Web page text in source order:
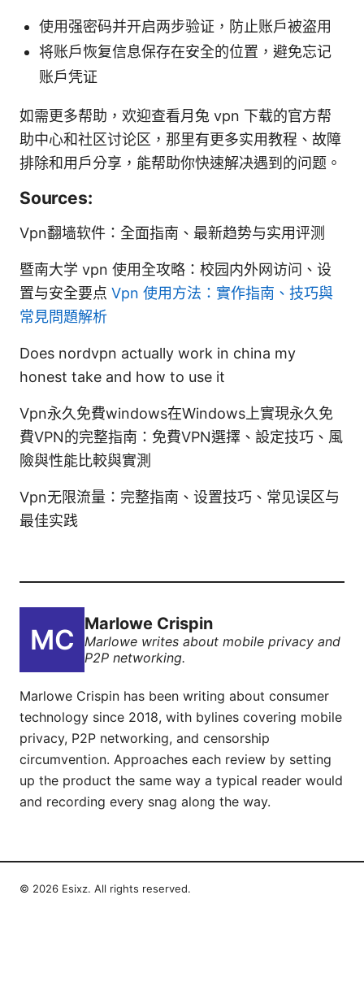
使用强密码并开启两步验证，防止账户被盗用
将账户恢复信息保存在安全的位置，避免忘记
账户凭证
如需更多帮助，欢迎查看月兔 vpn 下载的官方帮
助中心和社区讨论区，那里有更多实用教程、故障
排除和用户分享，能帮助你快速解决遇到的问题。
Sources:
Vpn翻墙软件：全面指南、最新趋势与实用评测
暨南大学 vpn 使用全攻略：校园内外网访问、设
置与安全要点 Vpn 使用方法：實作指南、技巧與
常見問題解析
Does nordvpn actually work in china my
honest take and how to use it
Vpn永久免費windows在Windows上實現永久免
費VPN的完整指南：免費VPN選擇、設定技巧、風
險與性能比較與實測
Vpn无限流量：完整指南、设置技巧、常见误区与
最佳实践
Marlowe Crispin
Marlowe writes about mobile privacy and
P2P networking.
Marlowe Crispin has been writing about consumer
technology since 2018, with bylines covering mobile
privacy, P2P networking, and censorship
circumvention. Approaches each review by setting
up the product the same way a typical reader would
and recording every snag along the way.
© 2026 Esixz. All rights reserved.